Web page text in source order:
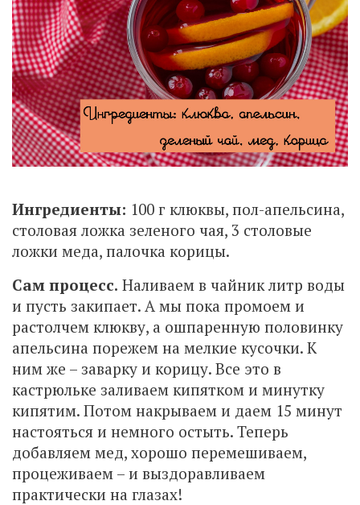
Ингредиенты: 100 г клюквы, пол-апельсина,
столовая ложка зеленого чая, 3 столовые
ложки меда, палочка корицы.
Сам процесс. Наливаем в чайник литр воды
и пусть закипает. А мы пока промоем и
растолчем клюкву, а ошпаренную половинку
апельсина порежем на мелкие кусочки. К
ним же – заварку и корицу. Все это в
кастрюльке заливаем кипятком и минутку
кипятим. Потом накрываем и даем 15 минут
настояться и немного остыть. Теперь
добавляем мед, хорошо перемешиваем,
процеживаем – и выздоравливаем
практически на глазах!